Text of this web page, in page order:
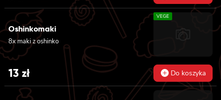
price
was:
31 zł.
price
is:
27 zł.
Oshinkomaki
8x maki z oshinko
VEGE
13 zł Do koszyka